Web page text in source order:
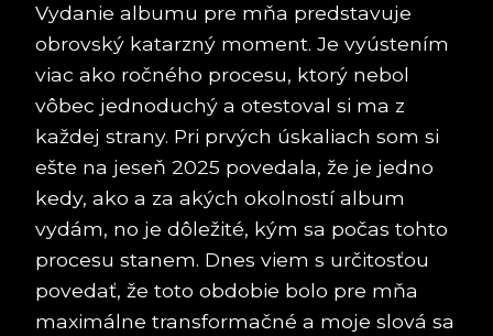
Vydanie albumu pre mňa predstavuje
obrovský katarzný moment. Je vyústením
viac ako ročného procesu, ktorý nebol
vôbec jednoduchý a otestoval si ma z
každej strany. Pri prvých úskaliach som si
ešte na jeseň 2025 povedala, že je jedno
kedy, ako a za akých okolností album
vydám, no je dôležité, kým sa počas tohto
procesu stanem. Dnes viem s určitosťou
povedať, že toto obdobie bolo pre mňa
maximálne transformačné a moje slová sa